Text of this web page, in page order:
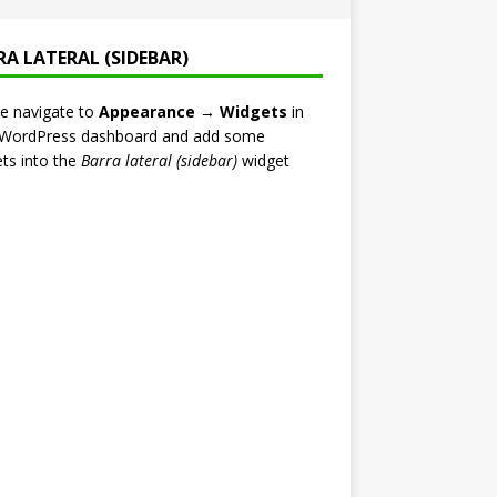
LATERAL (SIDEBAR)
navigate to Appearance → Widgets in
dashboard and add some
into the Barra lateral (sidebar)widget